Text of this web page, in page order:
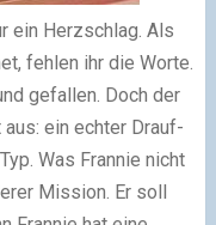
ein Herzschlag. Als
fehlen ihr die Worte.
gefallen. Doch der
aus: ein echter Drauf­
Was Frannie nicht
Mission. Er soll